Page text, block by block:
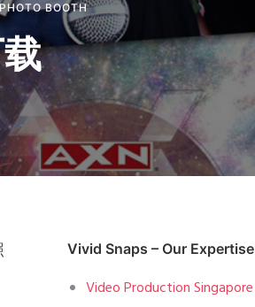
BOOTH
Vivid Snaps – Our Expertise
Video Production Singapore